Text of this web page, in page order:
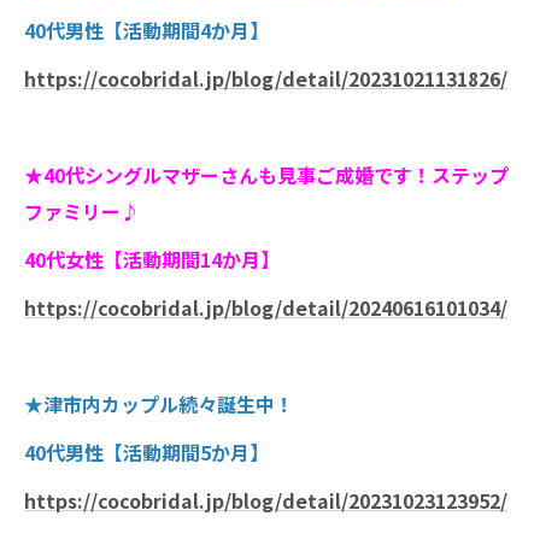
40代男性【活動期間4か月】
https://cocobridal.jp/blog/detail/20231021131826/
★40代シングルマザーさんも見事ご成婚です！ステップ
ファミリー♪
40代女性【活動期間14か月】
https://cocobridal.jp/blog/detail/20240616101034/
★津市内カップル続々誕生中！
40代男性【活動期間5か月】
https://cocobridal.jp/blog/detail/20231023123952/